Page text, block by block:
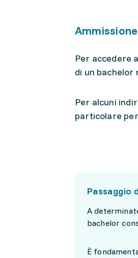
Per accedere
di un bachelor
Per alcuni
particolare per
Passaggio
A
bachelor
È